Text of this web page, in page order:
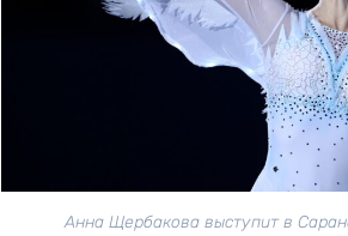
Анна Щербакова выступит в